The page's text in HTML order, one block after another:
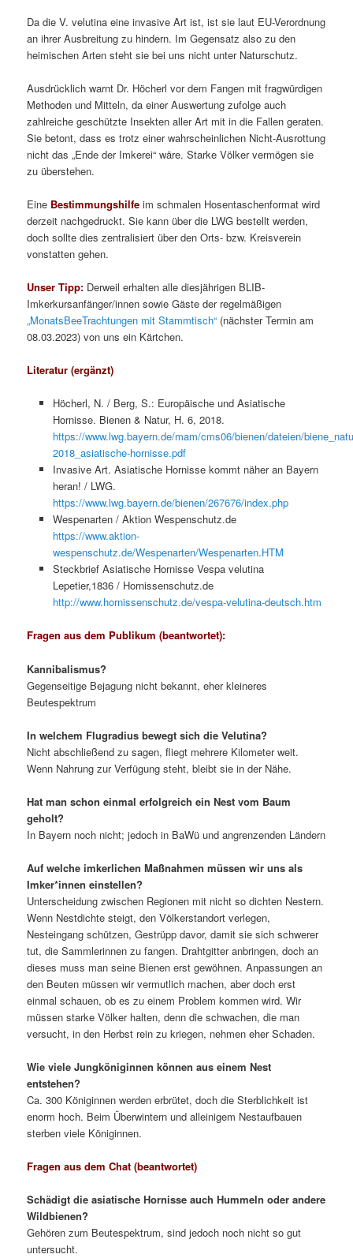
Da die V. velutina eine invasive Art ist, ist sie laut EU-Verordnung
an ihrer Ausbreitung zu hindern. Im Gegensatz also zu den
heimischen Arten steht sie bei uns nicht unter Naturschutz.
Ausdrücklich warnt Dr. Höcherl vor dem Fangen mit fragwürdigen
Methoden und Mitteln, da einer Auswertung zufolge auch
zahlreiche geschützte Insekten aller Art mit in die Fallen geraten.
Sie betont, dass es trotz einer wahrscheinlichen Nicht-Ausrottung
nicht das „Ende der Imkerei“ wäre. Starke Völker vermögen sie
zu überstehen.
Eine Bestimmungshilfe im schmalen Hosentaschenformat wird
derzeit nachgedruckt. Sie kann über die LWG bestellt werden,
doch sollte dies zentralisiert über den Orts- bzw. Kreisverein
vonstatten gehen.
Unser Tipp: Derweil erhalten alle diesjährigen BLIB-
Imkerkursanfänger/innen sowie Gäste der regelmäßigen
„MonatsBeeTrachtungen mit Stammtisch“ (nächster Termin am
08.03.2023) von uns ein Kärtchen.
Literatur (ergänzt)
Höcherl, N. / Berg, S.: Europäische und Asiatische
Hornisse. Bienen & Natur, H. 6, 2018.
https://www.lwg.bayern.de/mam/cms06/bienen/dateien/
2018_asiatische-hornisse.pdf
Invasive Art. Asiatische Hornisse kommt näher an Bayern
heran! / LWG.
https://www.lwg.bayern.de/bienen/267676/index.php
Wespenarten / Aktion Wespenschutz.de
https://www.aktion-
wespenschutz.de/Wespenarten/Wespenarten.HTM
Steckbrief Asiatische Hornisse Vespa velutina
Lepetier,1836 / Hornissenschutz.de
http://www.hornissenschutz.de/vespa-velutina-deutsch.htm
Fragen aus dem Publikum (beantwortet):
Kannibalismus?
Gegenseitige Bejagung nicht bekannt, eher kleineres
Beutespektrum
In welchem Flugradius bewegt sich die Velutina?
Nicht abschließend zu sagen, fliegt mehrere Kilometer weit.
Wenn Nahrung zur Verfügung steht, bleibt sie in der Nähe.
Hat man schon einmal erfolgreich ein Nest vom Baum
geholt?
In Bayern noch nicht; jedoch in BaWü und angrenzenden Ländern
Auf welche imkerlichen Maßnahmen müssen wir uns als
Imker*innen einstellen?
Unterscheidung zwischen Regionen mit nicht so dichten Nestern.
Wenn Nestdichte steigt, den Völkerstandort verlegen,
Nesteingang schützen, Gestrüpp davor, damit sie sich schwerer
tut, die Sammlerinnen zu fangen. Drahtgitter anbringen, doch an
dieses muss man seine Bienen erst gewöhnen. Anpassungen an
den Beuten müssen wir vermutlich machen, aber doch erst
einmal schauen, ob es zu einem Problem kommen wird. Wir
müssen starke Völker halten, denn die schwachen, die man
versucht, in den Herbst rein zu kriegen, nehmen eher Schaden.
Wie viele Jungköniginnen können aus einem Nest
entstehen?
Ca. 300 Königinnen werden erbrütet, doch die Sterblichkeit ist
enorm hoch. Beim Überwintern und alleinigem Nestaufbauen
sterben viele Königinnen.
Fragen aus dem Chat (beantwortet)
Schädigt die asiatische Hornisse auch Hummeln oder andere
Wildbienen?
Gehören zum Beutespektrum, sind jedoch noch nicht so gut
untersucht.